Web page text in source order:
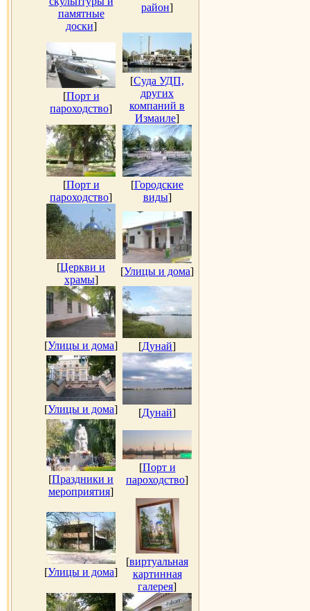
памятные
доски]
район]
[Порт и
пароходство]
[Суда УДП,
других
компаний в
Измаиле]
[Порт и
пароходство]
[Городские
виды]
[Церкви и
храмы]
[Улицы и дома]
[Улицы и дома] [Дунай]
[Улицы и дома] [Дунай]
[Праздники и
мероприятия]
[Порт и
пароходство]
[Улицы и дома]
[виртуальная
картинная
галерея]